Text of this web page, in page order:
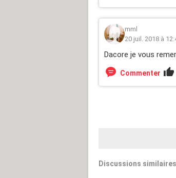
mml
20 juil. 2018 à
Dacore je vous
Commenter
Discussions similaires